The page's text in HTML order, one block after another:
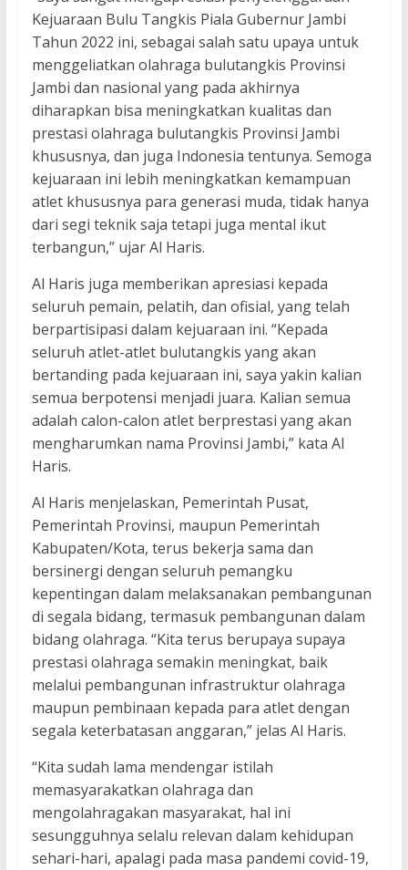
Kejuaraan Bulu Tangkis Piala Gubernur Jambi
Tahun 2022 ini, sebagai salah satu upaya untuk
menggeliatkan olahraga bulutangkis Provinsi
Jambi dan nasional yang pada akhirnya
diharapkan bisa meningkatkan kualitas dan
prestasi olahraga bulutangkis Provinsi Jambi
khususnya, dan juga Indonesia tentunya. Semoga
kejuaraan ini lebih meningkatkan kemampuan
atlet khususnya para generasi muda, tidak hanya
dari segi teknik saja tetapi juga mental ikut
terbangun,” ujar Al Haris.
Al Haris juga memberikan apresiasi kepada
seluruh pemain, pelatih, dan ofisial, yang telah
berpartisipasi dalam kejuaraan ini. “Kepada
seluruh atlet-atlet bulutangkis yang akan
bertanding pada kejuaraan ini, saya yakin kalian
semua berpotensi menjadi juara. Kalian semua
adalah calon-calon atlet berprestasi yang akan
mengharumkan nama Provinsi Jambi,” kata Al
Haris.
Al Haris menjelaskan, Pemerintah Pusat,
Pemerintah Provinsi, maupun Pemerintah
Kabupaten/Kota, terus bekerja sama dan
bersinergi dengan seluruh pemangku
kepentingan dalam melaksanakan pembangunan
di segala bidang, termasuk pembangunan dalam
bidang olahraga. “Kita terus berupaya supaya
prestasi olahraga semakin meningkat, baik
melalui pembangunan infrastruktur olahraga
maupun pembinaan kepada para atlet dengan
segala keterbatasan anggaran,” jelas Al Haris.
“Kita sudah lama mendengar istilah
memasyarakatkan olahraga dan
mengolahragakan masyarakat, hal ini
sesungguhnya selalu relevan dalam kehidupan
sehari-hari, apalagi pada masa pandemi covid-19,